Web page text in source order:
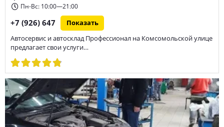
Пн-Вс: 10:00—21:00
+7 (926) 647 Показать
Автосервис и автосклад Профессионал на Комсомольской улице
предлагает свои услуги…